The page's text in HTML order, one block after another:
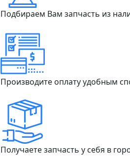
Подбираем Вам запчасть из
Производите оплату удобным
Получаете запчасть у себя в